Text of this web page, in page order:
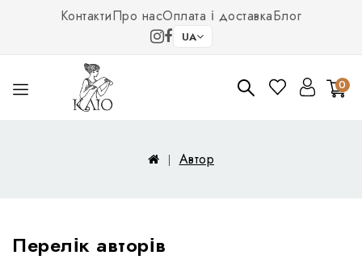
КонтактиПро насОплата і доставкаБлог
UA
0
Автор
Перелік авторів